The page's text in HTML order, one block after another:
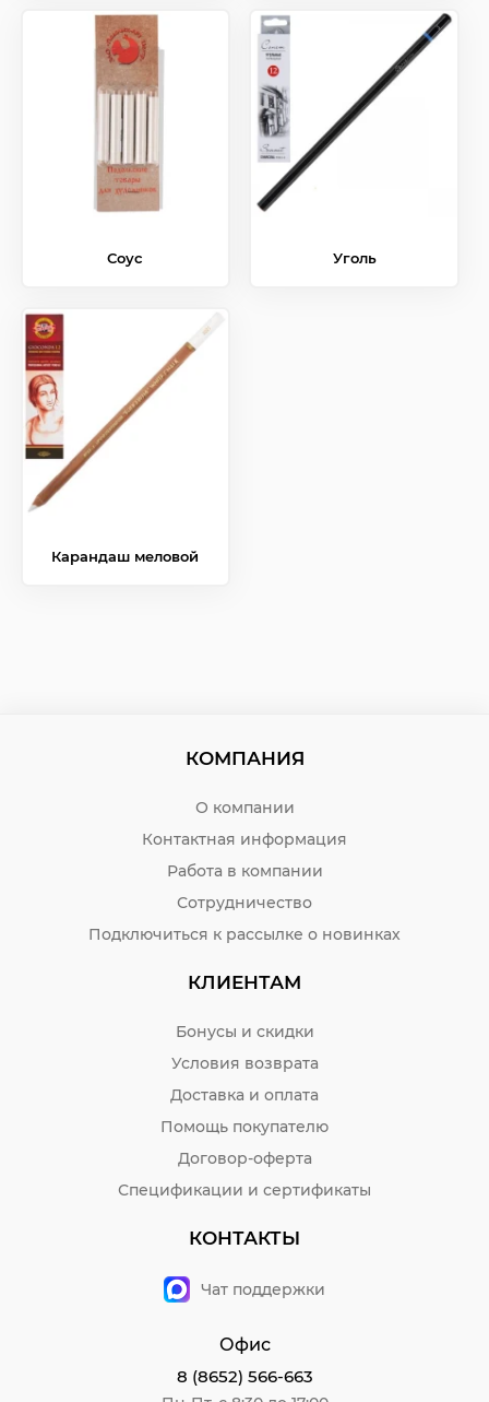
Соус Уголь
Карандаш меловой
КОМПАНИЯ
О компании
Контактная информация
Работа в компании
Сотрудничество
Подключиться к рассылке о новинках
КЛИЕНТАМ
Бонусы и скидки
Условия возврата
Доставка и оплата
Помощь покупателю
Договор-оферта
Спецификации и сертификаты
КОНТАКТЫ
Чат поддержки
Офис
8 (8652) 566-663